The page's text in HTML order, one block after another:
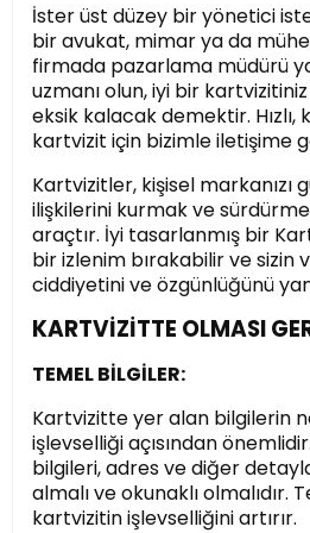
İster üst düzey bir yönetici
bir avukat, mimar ya da
firmada pazarlama müdürü
uzmanı olun, iyi bir
eksik kalacak demektir.
kartvizit için bizimle iletişime
Kartvizitler, kişisel markanızı
ilişkilerini kurmak ve
araçtır. İyi tasarlanmış bir
bir izlenim bırakabilir ve sizin
ciddiyetini ve özgünlüğünü
KARTVİZİTTE OLMASI
TEMEL BİLGİLER:
Kartvizitte yer alan bilgilerin
işlevselliği açısından
bilgileri, adres ve diğer
almalı ve okunaklı olmalıdır.
kartvizitin işlevselliğini artırır.